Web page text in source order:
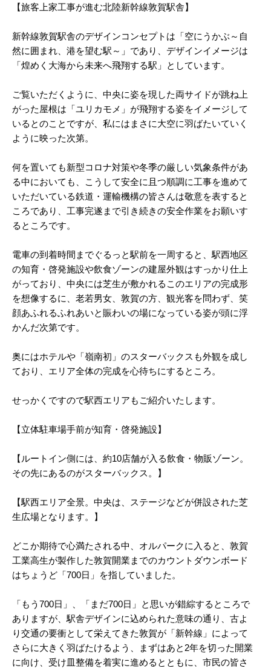
【旅客上家工事が進む北陸新幹線敦賀駅舎】
新幹線敦賀駅舎のデザインコンセプトは「空にうかぶ～自
然に囲まれ、港を望む駅～」であり、デザインイメージは
「煌めく大海から未来へ飛翔する駅」としています。
ご覧いただくように、中央に姿を現した両サイドが跳ね上
がった屋根は「ユリカモメ」が飛翔する姿をイメージして
いるとのことですが、私にはまさに大空に羽ばたいていく
ように映った次第。
何を置いても新型コロナ対策や冬季の厳しい気象条件があ
る中においても、こうして安全に且つ順調に工事を進めて
いただいている鉄道・運輸機構の皆さんは敬意を表すると
ころであり、工事完遂まで引き続きの安全作業をお願いす
るところです。
電車の到着時間までぐるっと駅前を一周すると、駅西地区
の知育・啓発施設や飲食ゾーンの建屋外観はすっかり仕上
がっており、中央には芝生が敷かれるこのエリアの完成形
を想像するに、老若男女、敦賀の方、観光客を問わず、笑
顔あふれるふれあいと賑わいの場になっている姿が頭に浮
かんだ次第です。
奥にはホテルや「嶺南初」のスターバックスも外観を成し
ており、エリア全体の完成を心待ちにするところ。
せっかくですので駅西エリアもご紹介いたします。
【立体駐車場手前が知育・啓発施設】
【ルートイン側には、約10店舗が入る飲食・物販ゾーン。
その先にあるのがスターバックス。】
【駅西エリア全景。中央は、ステージなどが併設された芝
生広場となります。】
どこか期待で心満たされる中、オルパークに入ると、敦賀
工業高生が製作した敦賀開業までのカウントダウンボード
はちょうど「700日」を指していました。
「もう700日」、「まだ700日」と思いが錯綜するところで
ありますが、駅舎デザインに込められた意味の通り、古よ
り交通の要衝として栄えてきた敦賀が「新幹線」によって
さらに大きく羽ばたけるよう、まずはあと2年を切った開業
に向け、受け皿整備を着実に進めるとともに、市民の皆さ